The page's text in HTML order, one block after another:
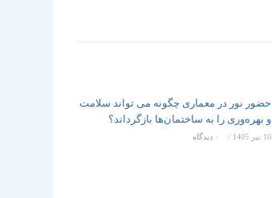
حضور نور در معماری چگونه می تواند سلامت
و بهره‌وری را به ساختمان‌ها بازگرداند؟
10 تیر 1405 / ۰ دیدگاه